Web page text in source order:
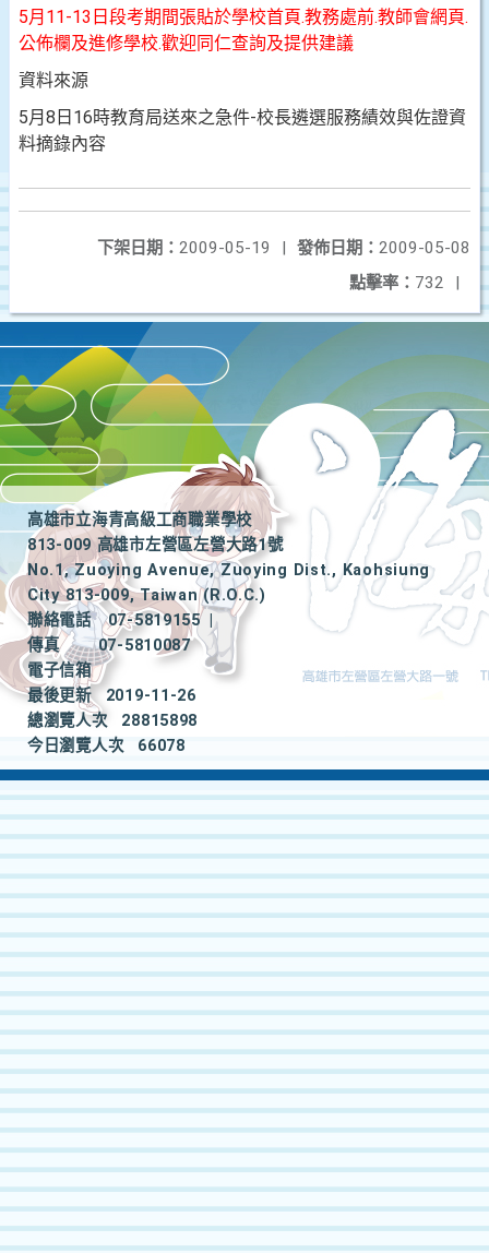
5月11-13日段考期間張貼於學校首頁.教務處前.教師會網頁.
公佈欄及進修學校.歡迎同仁查詢及提供建議
資料來源
5月8日16時教育局送來之急件-校長遴選服務績效與佐證資
料摘錄內容
發佈日期： 2009-05-08
下架日期： 2009-05-19
|
點擊率： 732 |
高雄市立海青高級工商職業學校
813-009 高雄市左營區左營大路1號
No.1, Zuoying Avenue, Zuoying Dist., Kaohsiung
City 813-009, Taiwan (R.O.C.)
聯絡電話
07-5819155
|
傳真
07-5810087
電子信箱
最後更新
2019-11-26
總瀏覽人次
28815898
今日瀏覽人次
66078